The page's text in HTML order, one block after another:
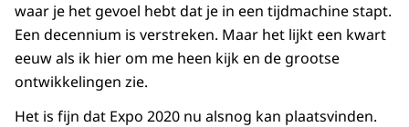
waar je het gevoel hebt dat je in een tijdmachine stapt.
Een decennium is verstreken. Maar het lijkt een kwart
eeuw als ik hier om me heen kijk en de grootse
ontwikkelingen zie.
Het is fijn dat Expo 2020 nu alsnog kan plaatsvinden.